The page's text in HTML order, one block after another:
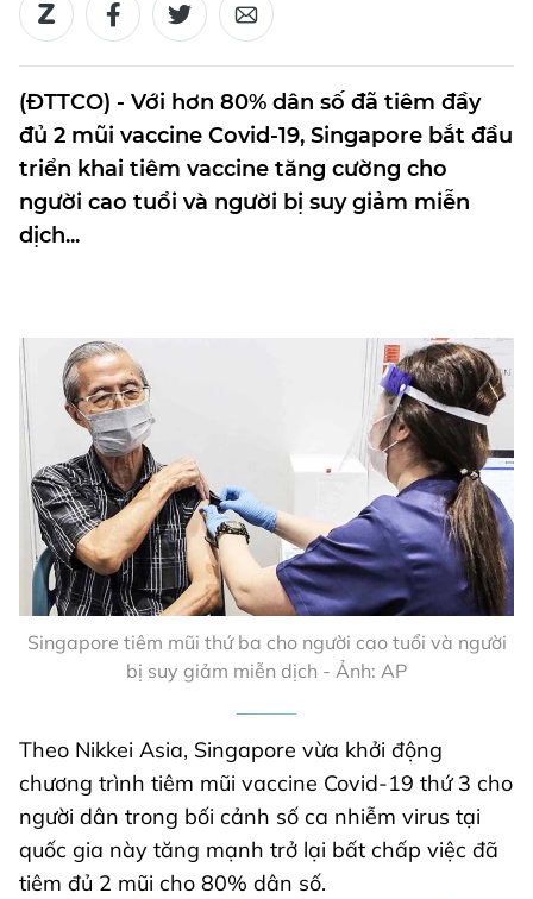
(ĐTTCO) - Với hơn 80% dân số đã tiêm đầy
đủ 2 mũi vaccine Covid-19, Singapore bắt đầu
triển khai tiêm vaccine tăng cường cho
người cao tuổi và người bị suy giảm miễn
dịch...
Singapore tiêm mũi thứ ba cho người cao tuổi và người
bị suy giảm miễn dịch - Ảnh: AP
Theo Nikkei Asia, Singapore vừa khởi động
chương trình tiêm mũi vaccine Covid-19 thứ 3 cho
người dân trong bối cảnh số ca nhiễm virus tại
quốc gia này tăng mạnh trở lại bất chấp việc đã
tiêm đủ 2 mũi cho 80% dân số.